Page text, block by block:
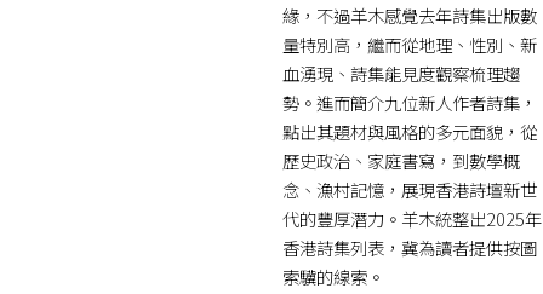
緣，不過羊木感覺去年詩集出版數
量特別高，繼而從地理、性別、新
血湧現、詩集能見度觀察梳理趨
勢。進而簡介九位新人作者詩集，
點出其題材與風格的多元面貌，從
歷史政治、家庭書寫，到數學概
念、漁村記憶，展現香港詩壇新世
代的豐厚潛力。羊木統整出2025年
香港詩集列表，冀為讀者提供按圖
索驥的線索。